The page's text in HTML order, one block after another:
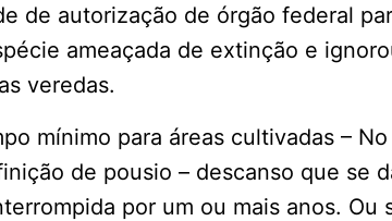
de autorização de órgão federal
ameaçada de extinção e
veredas.
mínimo para áreas cultivadas –
de pousio – descanso que se
por um ou mais anos.